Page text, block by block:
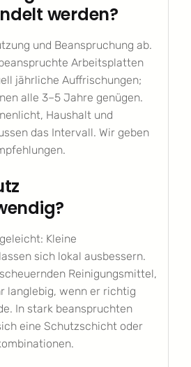
werden?
und Beanspruchung ab.
Arbeitsplatten
jährliche Auffrischungen;
alle 3–5 Jahre genügen.
Haushalt und
das Intervall. Wir geben
Kleine
sich lokal ausbessern.
Reinigungsmittel,
langlebig, wenn er richtig
In stark beanspruchten
eine Schutzschicht oder